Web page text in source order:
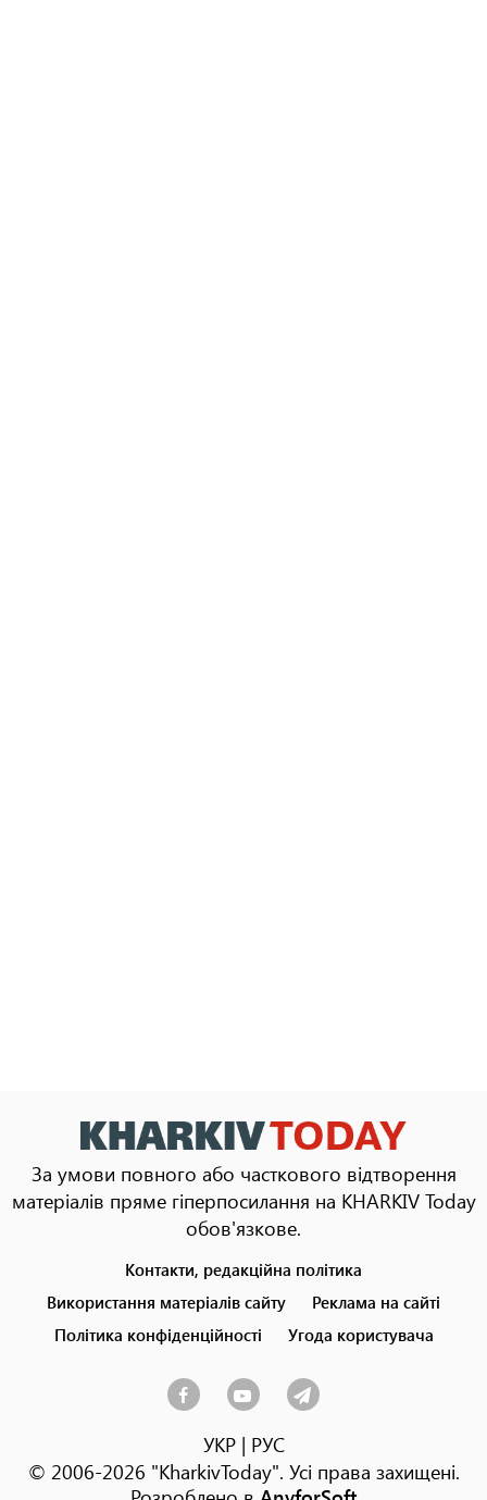
За умови повного або часткового відтворення
матеріалів пряме гіперпосилання на KHARKIV Today
обов'язкове.
menu
Контакти, редакційна політика
Використання матеріалів сайту
Реклама на сайті
Політика конфіденційності
Угода користувача
УКР| РУС
© 2006-2026 "KharkivToday". Усі права захищені.